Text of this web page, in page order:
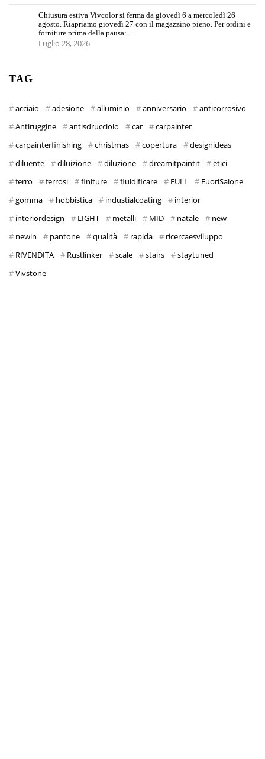
Chiusura estiva Vivcolor si ferma da giovedì 6 a mercoledì 26
agosto. Riapriamo giovedì 27 con il magazzino pieno. Per ordini e
forniture prima della pausa:…
Luglio 28, 2026
TAG
acciaio adesione alluminio anniversario
anticorrosivo
Antiruggine
antisdrucciolo car
carpainter
carpainterfinishing
christmas copertura
designideas
diluente
diluizione diluzione dreamitpaintit
etici
ferro
ferrosi finiture fluidificare FULL
FuoriSalone
gomma
hobbistica industialcoating
interior
interiordesign
LIGHT metalli MID natale
new
newin
pantone qualità rapida
ricercaesviluppo
RIVENDITA
Rustlinker scale stairs
staytuned
Vivstone